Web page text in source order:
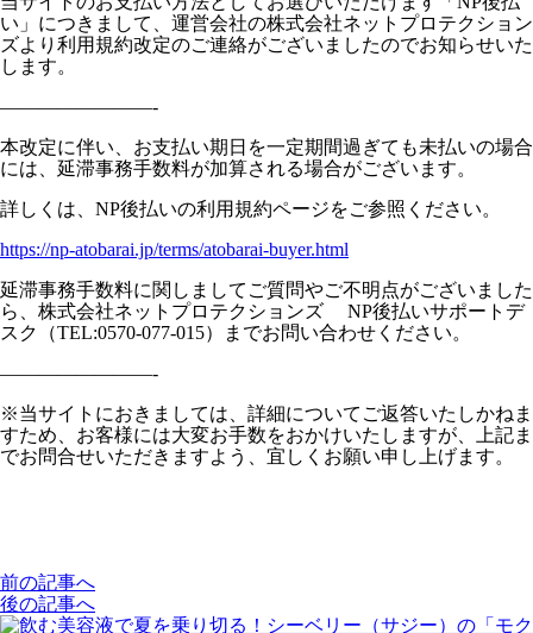
い」につきまして、運営会社の株式会社ネットプロテクション
ズより利用規約改定のご連絡がございましたのでお知らせいた
します。
————————-
本改定に伴い、お支払い期日を一定期間過ぎても未払いの場合
には、延滞事務手数料が加算される場合がございます。
詳しくは、NP後払いの利用規約ページをご参照ください。
https://np-atobarai.jp/terms/atobarai-buyer.html
延滞事務手数料に関しましてご質問やご不明点がございました
ら、株式会社ネットプロテクションズ NP後払いサポートデ
スク（TEL:0570-077-015）までお問い合わせください。
————————-
※当サイトにおきましては、詳細についてご返答いたしかねま
すため、お客様には大変お手数をおかけいたしますが、上記ま
でお問合せいただきますよう、宜しくお願い申し上げます。
前の記事へ
後の記事へ